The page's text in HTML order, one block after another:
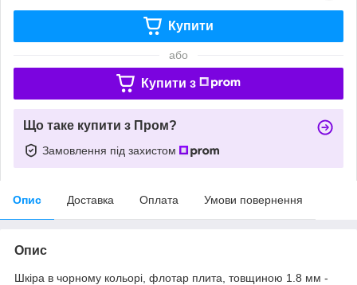
Купити
або
Купити з
Що таке купити з Пром?
Замовлення під захистом
Опис Доставка Оплата Умови повернення
Опис
Шкіра в чорному кольорі, флотар плита, товщиною 1.8 мм -